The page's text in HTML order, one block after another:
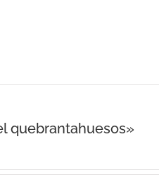
quebrantahuesos»